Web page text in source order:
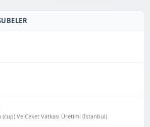
(cup) Ve Ceket Vatkası Üretimi (İstanbul)